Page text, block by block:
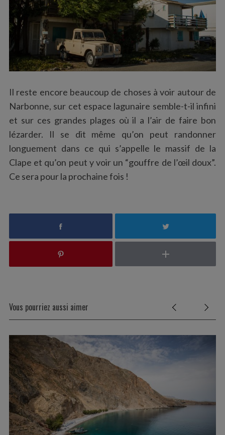
Il reste encore beaucoup de choses à voir autour de
Narbonne, sur cet espace lagunaire semble-t-il infini
et sur ces grandes plages où il a l’air de faire bon
lézarder. Il se dit même qu’on peut randonner
longuement dans ce qui s’appelle le massif de la
Clape et qu’on peut y voir un “gouffre de l’œil doux”.
Ce sera pour la prochaine fois !
Vous pourriez aussi aimer